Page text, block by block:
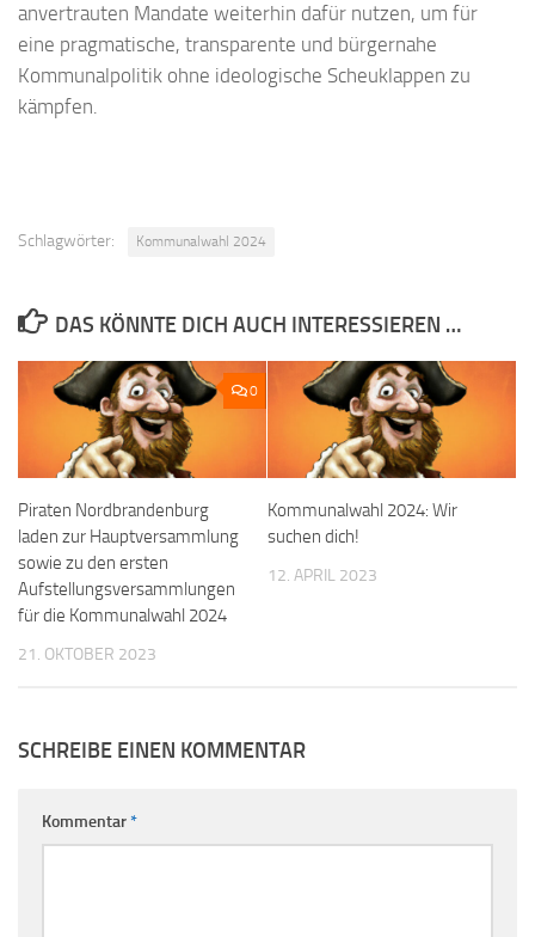
anvertrauten Mandate weiterhin dafür nutzen, um für
eine pragmatische, transparente und bürgernahe
Kommunalpolitik ohne ideologische Scheuklappen zu
kämpfen.
Schlagwörter: Kommunalwahl 2024
DAS KÖNNTE DICH AUCH INTERESSIEREN …
0
Piraten Nordbrandenburg
laden zur Hauptversammlung
sowie zu den ersten
Aufstellungsversammlungen
für die Kommunalwahl 2024
21. OKTOBER 2023
Kommunalwahl 2024: Wir
suchen dich!
12. APRIL 2023
SCHREIBE EINEN KOMMENTAR
Kommentar*